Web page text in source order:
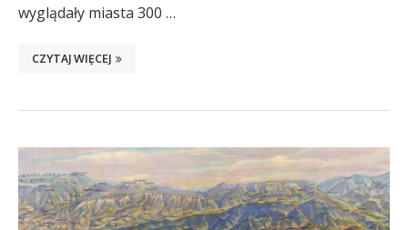
wyglądały miasta 300 …
CZYTAJ WIĘCEJ